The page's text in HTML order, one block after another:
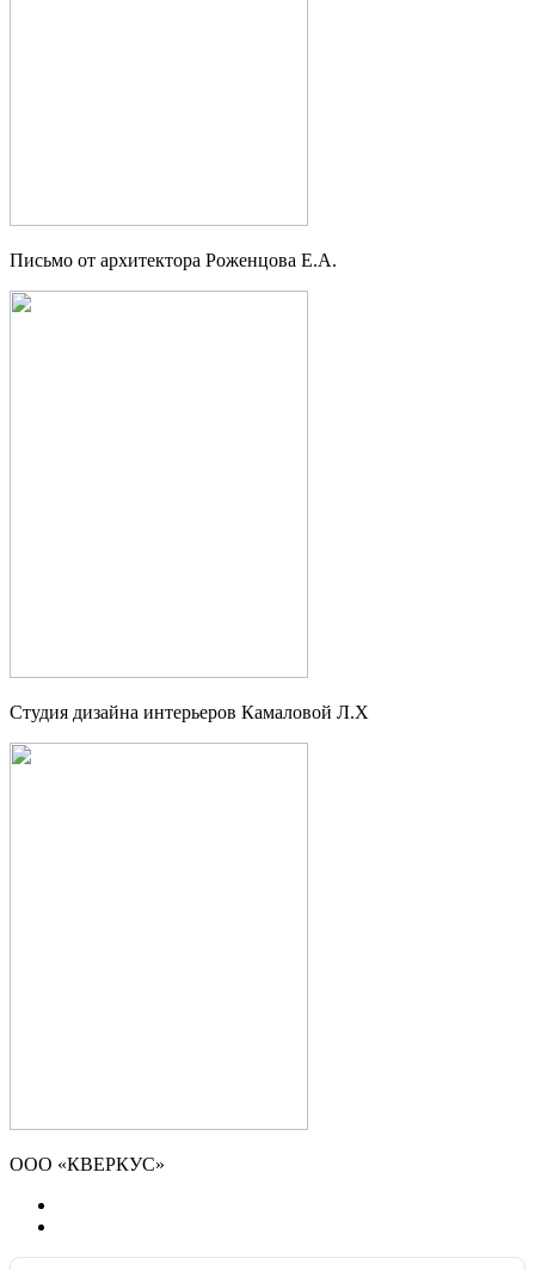
Письмо от архитектора Роженцова Е.А.
Студия дизайна интерьеров Камаловой Л.Х
ООО «КВЕРКУС»